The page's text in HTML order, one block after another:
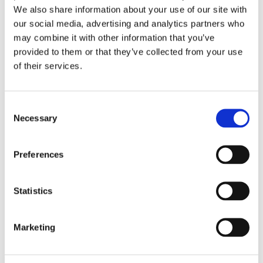
We also share information about your use of our site with
our social media, advertising and analytics partners who
may combine it with other information that you’ve
provided to them or that they’ve collected from your use
of their services.
Selection
Necessary
Preferences
Statistics
Marketing
apportant une réelle valeur sur le terrain.
Pour les villes, communes et zones de